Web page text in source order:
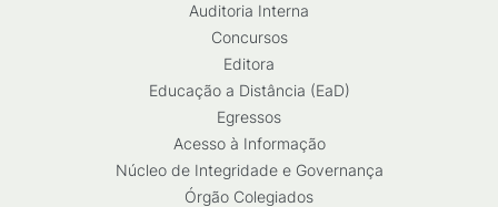
Auditoria Interna
Concursos
Editora
Educação a Distância (EaD)
Egressos
Acesso à Informação
Núcleo de Integridade e Governança
Órgão Colegiados